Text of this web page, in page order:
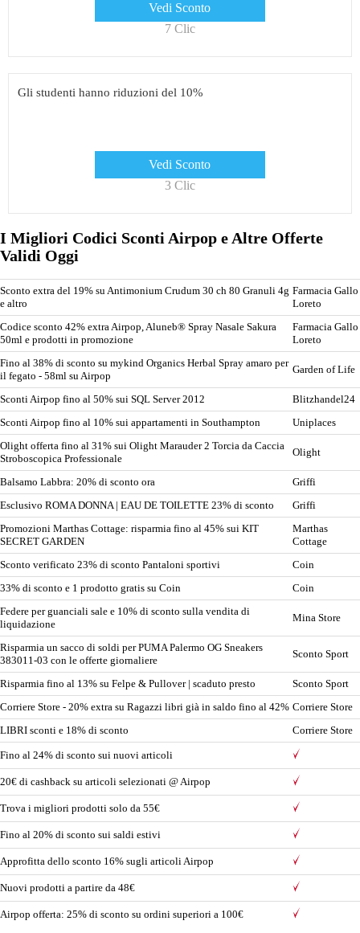
Vedi Sconto
7 Clic
Gli studenti hanno riduzioni del 10%
Vedi Sconto
3 Clic
I Migliori Codici Sconti Airpop e Altre Offerte
Validi Oggi
Sconto extra del 19% su Antimonium Crudum 30 ch 80 Granuli 4g
e altro
Farmacia Gallo
Loreto
Codice sconto 42% extra Airpop, Aluneb® Spray Nasale Sakura
50ml e prodotti in promozione
Farmacia Gallo
Loreto
Fino al 38% di sconto su mykind Organics Herbal Spray amaro per
il fegato - 58ml su Airpop
Garden of Life
Sconti Airpop fino al 50% sui SQL Server 2012
Blitzhandel24
Sconti Airpop fino al 10% sui appartamenti in Southampton
Uniplaces
Olight offerta fino al 31% sui Olight Marauder 2 Torcia da Caccia
Stroboscopica Professionale
Olight
Balsamo Labbra: 20% di sconto ora
Griffi
Esclusivo ROMA DONNA | EAU DE TOILETTE 23% di sconto
Griffi
Promozioni Marthas Cottage: risparmia fino al 45% sui KIT
SECRET GARDEN
Marthas
Cottage
Sconto verificato 23% di sconto Pantaloni sportivi
Coin
33% di sconto e 1 prodotto gratis su Coin
Coin
Federe per guanciali sale e 10% di sconto sulla vendita di
liquidazione
Mina Store
Risparmia un sacco di soldi per PUMA Palermo OG Sneakers
383011-03 con le offerte giornaliere
Sconto Sport
Risparmia fino al 13% su Felpe & Pullover | scaduto presto
Sconto Sport
Corriere Store - 20% extra su Ragazzi libri già in saldo fino al 42% Corriere Store
LIBRI sconti e 18% di sconto
Corriere Store
Fino al 24% di sconto sui nuovi articoli
20€ di cashback su articoli selezionati @ Airpop
Trova i migliori prodotti solo da 55€
Fino al 20% di sconto sui saldi estivi
Approfitta dello sconto 16% sugli articoli Airpop
Nuovi prodotti a partire da 48€
Airpop offerta: 25% di sconto su ordini superiori a 100€